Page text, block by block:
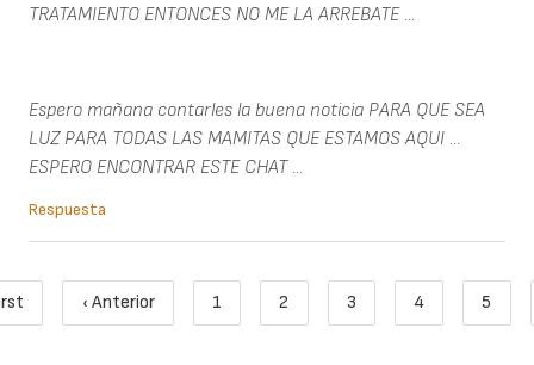
TRATAMIENTO ENTONCES NO ME LA ARREBATE ...
Espero mañana contarles la buena noticia PARA QUE SEA
LUZ PARA TODAS LAS MAMITAS QUE ESTAMOS AQUI ...
ESPERO ENCONTRAR ESTE CHAT ...
Respuesta
Paginación
Primera página Página anterior
‹ Anterior
Page
1
Page
2
Page
3
Page
4
Page
5